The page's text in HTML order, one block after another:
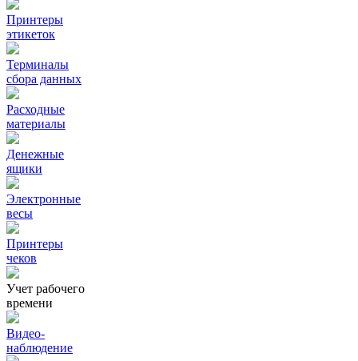
Принтеры
этикеток
Терминалы
сбора данных
Расходные
материалы
Денежные
ящики
Электронные
весы
Принтеры
чеков
Учет рабочего
времени
Видео‑
наблюдение